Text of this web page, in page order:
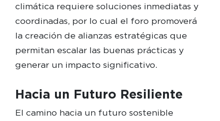
climática requiere soluciones inmediatas y
coordinadas, por lo cual el foro promoverá
la creación de alianzas estratégicas que
permitan escalar las buenas prácticas y
generar un impacto significativo.
Hacia un Futuro Resiliente
El camino hacia un futuro sostenible